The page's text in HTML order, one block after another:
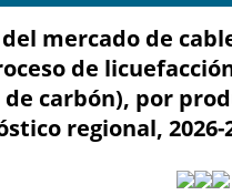
mercado de
de
carbón), por
regional, 2026-